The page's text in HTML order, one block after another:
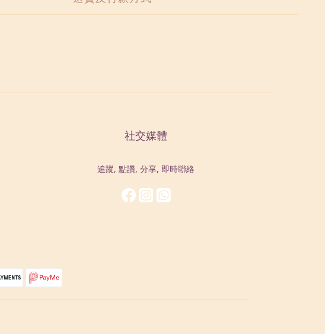
社交媒體
追蹤, 點讚, 分享, 即時聯絡